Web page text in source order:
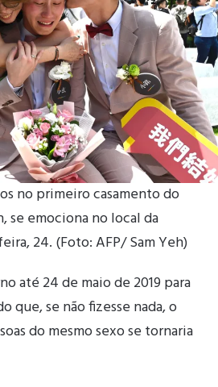
no primeiro casamento do
se emociona no local da
24. (Foto: AFP/ Sam Yeh)
até 24 de maio de 2019 para
que, se não fizesse nada, o
do mesmo sexo se tornaria